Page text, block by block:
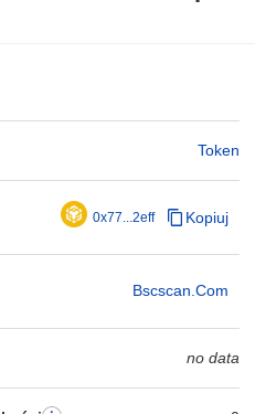
Token
0x77...2eff Kopiuj
Bscscan.com
no data